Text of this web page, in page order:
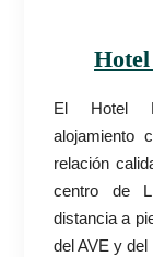
El Hotel
alojamiento
relación
centro de
distancia a
del AVE y